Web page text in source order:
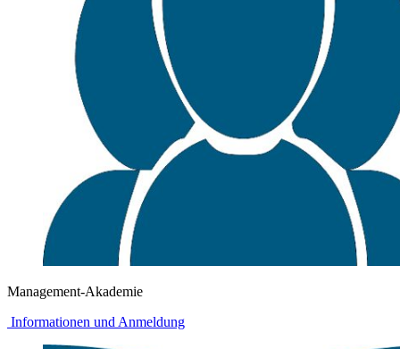
Management-Akademie
Informationen und Anmeldung